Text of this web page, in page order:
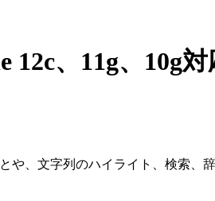
、11g、10g対
、文字列のハイライト、検索、